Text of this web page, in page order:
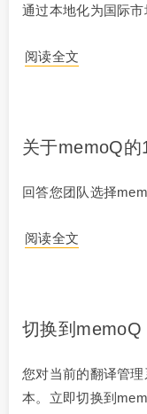
通过本地化为国际市
阅读全文
关于memoQ的
回答您团队选择
阅读全文
切换到memoQ
您对当前的翻译管
本。立即切换到